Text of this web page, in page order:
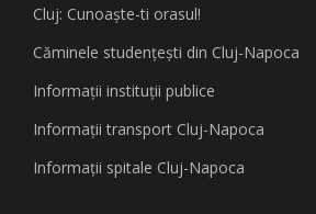
Cluj: Cunoaşte-ti orasul!
Căminele studenţeşti din Cluj-Napoca
Informaţii instituţii publice
Informaţii transport Cluj-Napoca
Informaţii spitale Cluj-Napoca